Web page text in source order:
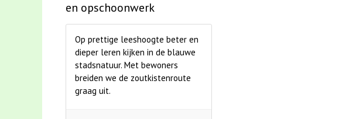
en opschoonwerk
Op prettige leeshoogte beter en
dieper leren kijken in de blauwe
stadsnatuur. Met bewoners
breiden we de zoutkistenroute
graag uit.